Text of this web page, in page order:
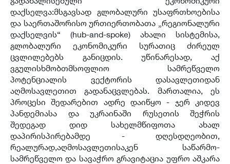
დაქსელვა:მსგავსად გლობალური უსაფრთხოებისა
და საერთაშორისო ურთიერთობათა „რეგიონალური
დაქსელვის“ (hub-and-spoke) ახალი სისტემისა,
გლობალური ეკონომიკური სურათიც ძირეულ
ცვლილებებს განიცდის. უწინარესად, აქ
ვგულისხმობთმსოფლიო სამრეწველო
პოტენციალის ვექტორის დასავლეთიდან
აღმოსავლეთით გადანაცვლებას. მართალია, ეს
პროცესი შედარებით ადრე დაიწყო - ჯერ კიდევ
პანდემიასა და უკრაინაში რუსეთის შეჭრის
შედეგად დიდ სახელმწიფოთა ახალ
დაპირისპირებამდე - დღესდღეობით,
რეალურად,აღმოსავლეთისაკენ საწარმო-
სამრეწველო და სავაჭრო გრავიტაცია უფრო აშკარა